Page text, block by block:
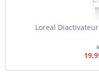
Loreal